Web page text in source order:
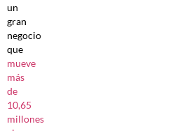
un
gran
negocio
que
mueve
más
de
10,65
millones